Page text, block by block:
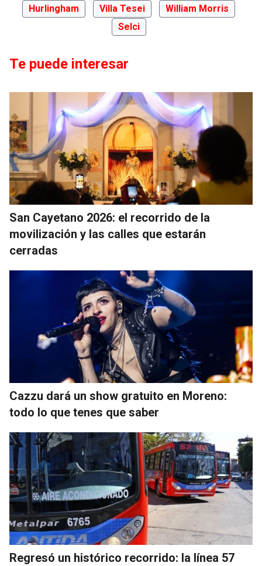
Hurlingham Villa Tesei
William Morris
Selci
Te puede interesar
San Cayetano 2026: el recorrido de la
movilización y las calles que estarán
cerradas
Cazzu dará un show gratuito en Moreno:
todo lo que tenes que saber
Regresó un histórico recorrido: la línea 57